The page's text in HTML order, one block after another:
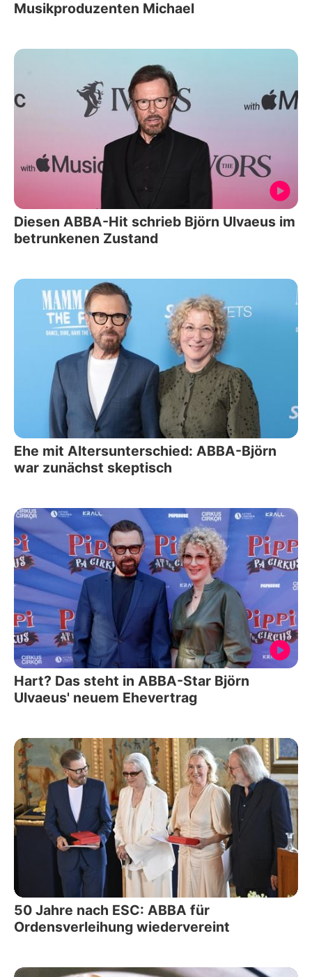
Musikproduzenten Michael
Diesen ABBA-Hit schrieb Björn Ulvaeus im
betrunkenen Zustand
Ehe mit Altersunterschied: ABBA-Björn
war zunächst skeptisch
Hart? Das steht in ABBA-Star Björn
Ulvaeus' neuem Ehevertrag
50 Jahre nach ESC: ABBA für
Ordensverleihung wiedervereint